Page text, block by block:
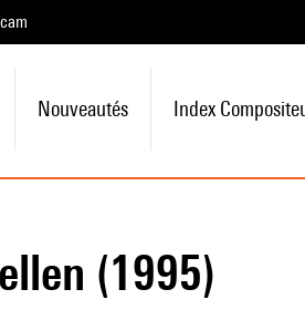
Nouveautés Index
(1995)